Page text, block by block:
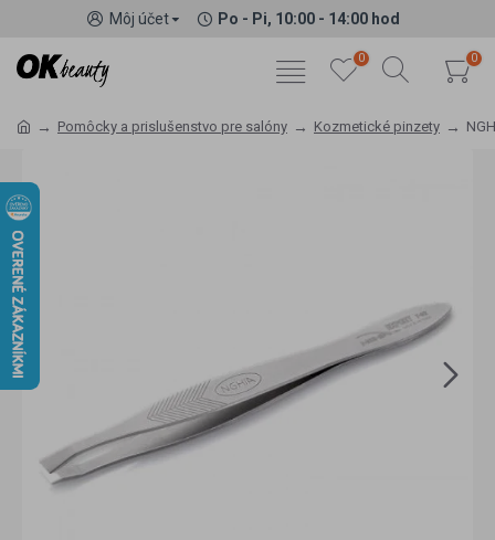
Môj účet Po - Pi, 10:00 - 14:00 hod
0 0
Pomôcky a prislušenstvo pre salóny Kozmetické pinzety